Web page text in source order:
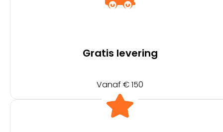
Gratis levering
Vanaf € 150